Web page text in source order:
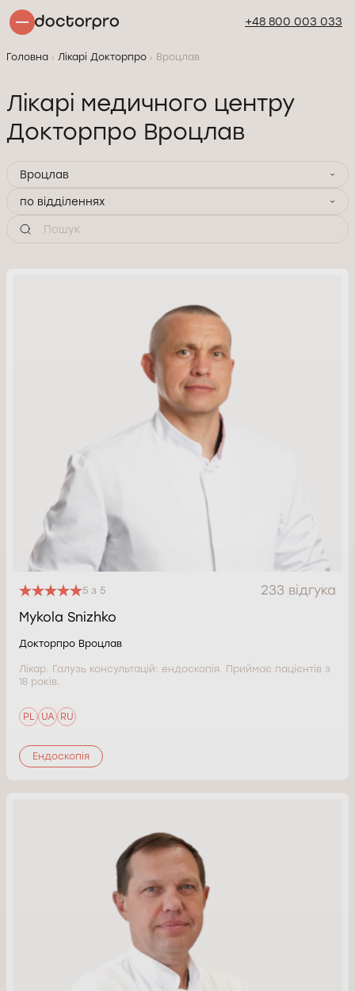
+48 800 003 033
Головна Лікарі Докторпро Вроцлав
Лікарі медичного центру
Докторпро Вроцлав
Вроцлав
по відділеннях
5 з 5
233 відгука
Mykola Snizhko
Докторпро Вроцлав
Лікар. Галузь консультацій: ендоскопія. Приймає пацієнтів з
18 років.
PL UA RU
Ендоскопія